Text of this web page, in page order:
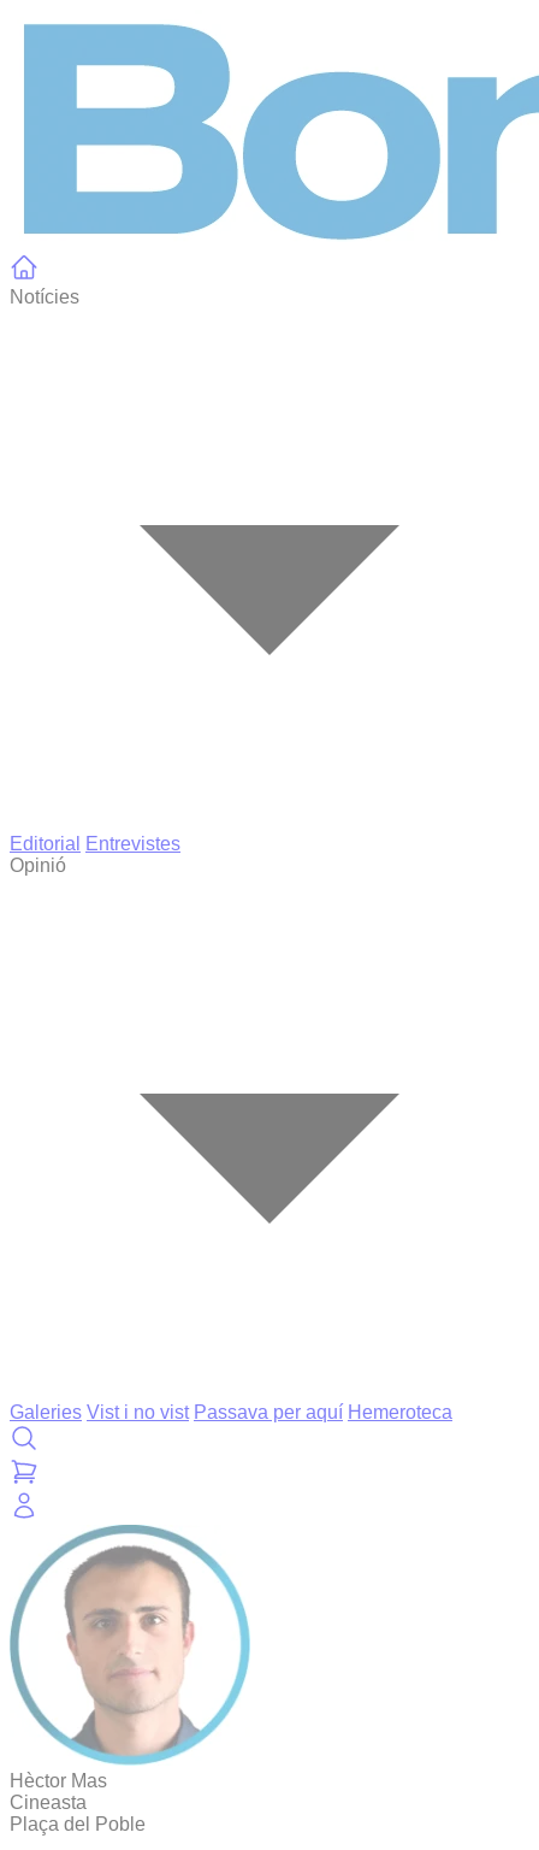
Notícies
Editorial
Entrevistes
Opinió
Galeries Vist i no vist Passava per aquí Hemeroteca
Hèctor Mas
Cineasta
Plaça del Poble